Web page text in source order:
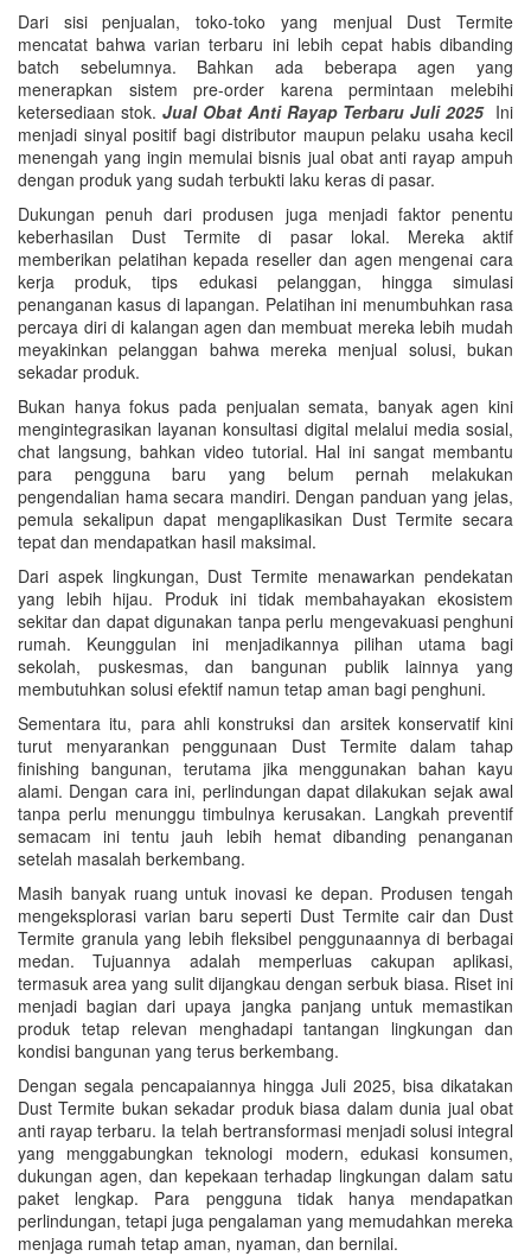
Dari sisi penjualan, toko-toko yang menjual Dust Termite
mencatat bahwa varian terbaru ini lebih cepat habis dibanding
batch sebelumnya. Bahkan ada beberapa agen yang
menerapkan sistem pre-order karena permintaan melebihi
ketersediaan stok. Jual Obat Anti Rayap Terbaru Juli 2025Ini
menjadi sinyal positif bagi distributor maupun pelaku usaha kecil
menengah yang ingin memulai bisnis jual obat anti rayap ampuh
dengan produk yang sudah terbukti laku keras di pasar.
Dukungan penuh dari produsen juga menjadi faktor penentu
keberhasilan Dust Termite di pasar lokal. Mereka aktif
memberikan pelatihan kepada reseller dan agen mengenai cara
kerja produk, tips edukasi pelanggan, hingga simulasi
penanganan kasus di lapangan. Pelatihan ini menumbuhkan rasa
percaya diri di kalangan agen dan membuat mereka lebih mudah
meyakinkan pelanggan bahwa mereka menjual solusi, bukan
sekadar produk.
Bukan hanya fokus pada penjualan semata, banyak agen kini
mengintegrasikan layanan konsultasi digital melalui media sosial,
chat langsung, bahkan video tutorial. Hal ini sangat membantu
para pengguna baru yang belum pernah melakukan
pengendalian hama secara mandiri. Dengan panduan yang jelas,
pemula sekalipun dapat mengaplikasikan Dust Termite secara
tepat dan mendapatkan hasil maksimal.
Dari aspek lingkungan, Dust Termite menawarkan pendekatan
yang lebih hijau. Produk ini tidak membahayakan ekosistem
sekitar dan dapat digunakan tanpa perlu mengevakuasi penghuni
rumah. Keunggulan ini menjadikannya pilihan utama bagi
sekolah, puskesmas, dan bangunan publik lainnya yang
membutuhkan solusi efektif namun tetap aman bagi penghuni.
Sementara itu, para ahli konstruksi dan arsitek konservatif kini
turut menyarankan penggunaan Dust Termite dalam tahap
finishing bangunan, terutama jika menggunakan bahan kayu
alami. Dengan cara ini, perlindungan dapat dilakukan sejak awal
tanpa perlu menunggu timbulnya kerusakan. Langkah preventif
semacam ini tentu jauh lebih hemat dibanding penanganan
setelah masalah berkembang.
Masih banyak ruang untuk inovasi ke depan. Produsen tengah
mengeksplorasi varian baru seperti Dust Termite cair dan Dust
Termite granula yang lebih fleksibel penggunaannya di berbagai
medan. Tujuannya adalah memperluas cakupan aplikasi,
termasuk area yang sulit dijangkau dengan serbuk biasa. Riset ini
menjadi bagian dari upaya jangka panjang untuk memastikan
produk tetap relevan menghadapi tantangan lingkungan dan
kondisi bangunan yang terus berkembang.
Dengan segala pencapaiannya hingga Juli 2025, bisa dikatakan
Dust Termite bukan sekadar produk biasa dalam dunia jual obat
anti rayap terbaru. Ia telah bertransformasi menjadi solusi integral
yang menggabungkan teknologi modern, edukasi konsumen,
dukungan agen, dan kepekaan terhadap lingkungan dalam satu
paket lengkap. Para pengguna tidak hanya mendapatkan
perlindungan, tetapi juga pengalaman yang memudahkan mereka
menjaga rumah tetap aman, nyaman, dan bernilai.